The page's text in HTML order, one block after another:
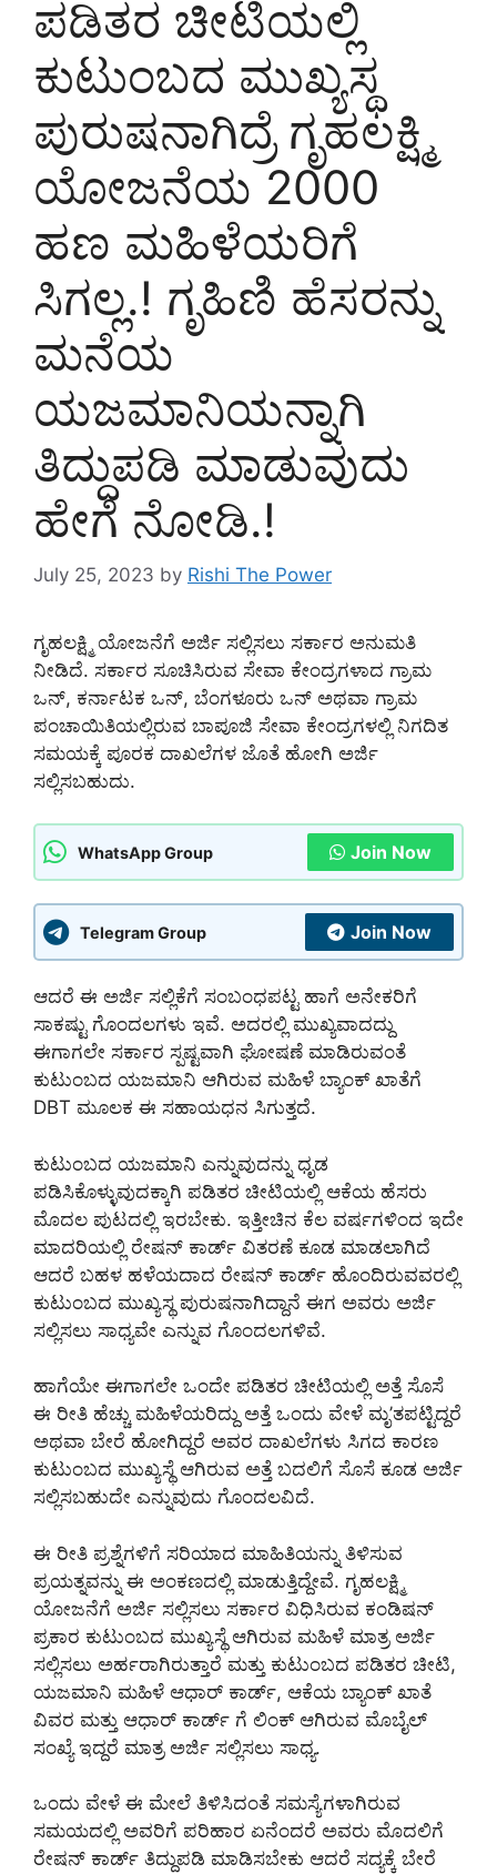
ಪಡಿತರ ಚೀಟಿಯಲ್ಲಿ
ಕುಟುಂಬದ ಮುಖ್ಯಸ್ಥ
ಪುರುಷನಾಗಿದ್ರೆ ಗೃಹಲಕ್ಷ್ಮಿ
ಯೋಜನೆಯ 2000
ಹಣ ಮಹಿಳೆಯರಿಗೆ
ಸಿಗಲ್ಲ.! ಗೃಹಿಣಿ ಹೆಸರನ್ನು
ಮನೆಯ
ಯಜಮಾನಿಯನ್ನಾಗಿ
ತಿದ್ದುಪಡಿ ಮಾಡುವುದು
ಹೇಗೆ ನೋಡಿ.!
July 25, 2023 by Rishi The Power
ಗೃಹಲಕ್ಷ್ಮಿ ಯೋಜನೆಗೆ ಅರ್ಜಿ ಸಲ್ಲಿಸಲು ಸರ್ಕಾರ ಅನುಮತಿ
ನೀಡಿದೆ. ಸರ್ಕಾರ ಸೂಚಿಸಿರುವ ಸೇವಾ ಕೇಂದ್ರಗಳಾದ ಗ್ರಾಮ
ಒನ್, ಕರ್ನಾಟಕ ಒನ್, ಬೆಂಗಳೂರು ಒನ್ ಅಥವಾ ಗ್ರಾಮ
ಪಂಚಾಯಿತಿಯಲ್ಲಿರುವ ಬಾಪೂಜಿ ಸೇವಾ ಕೇಂದ್ರಗಳಲ್ಲಿ ನಿಗದಿತ
ಸಮಯಕ್ಕೆ ಪೂರಕ ದಾಖಲೆಗಳ ಜೊತೆ ಹೋಗಿ ಅರ್ಜಿ
ಸಲ್ಲಿಸಬಹುದು.
WhatsApp Group Join Now
Telegram Group Join Now
ಆದರೆ ಈ ಅರ್ಜಿ ಸಲ್ಲಿಕೆಗೆ ಸಂಬಂಧಪಟ್ಟ ಹಾಗೆ ಅನೇಕರಿಗೆ
ಸಾಕಷ್ಟು ಗೊಂದಲಗಳು ಇವೆ. ಅದರಲ್ಲಿ ಮುಖ್ಯವಾದದ್ದು
ಈಗಾಗಲೇ ಸರ್ಕಾರ ಸ್ಪಷ್ಟವಾಗಿ ಘೋಷಣೆ ಮಾಡಿರುವಂತೆ
ಕುಟುಂಬದ ಯಜಮಾನಿ ಆಗಿರುವ ಮಹಿಳೆ ಬ್ಯಾಂಕ್ ಖಾತೆಗೆ
DBT ಮೂಲಕ ಈ ಸಹಾಯಧನ ಸಿಗುತ್ತದೆ.
ಕುಟುಂಬದ ಯಜಮಾನಿ ಎನ್ನುವುದನ್ನು ಧೃಡ
ಪಡಿಸಿಕೊಳ್ಳುವುದಕ್ಕಾಗಿ ಪಡಿತರ ಚೀಟಿಯಲ್ಲಿ ಆಕೆಯ ಹೆಸರು
ಮೊದಲ ಪುಟದಲ್ಲಿ ಇರಬೇಕು. ಇತ್ತೀಚಿನ ಕೆಲ ವರ್ಷಗಳಿಂದ ಇದೇ
ಮಾದರಿಯಲ್ಲಿ ರೇಷನ್ ಕಾರ್ಡ್ ವಿತರಣೆ ಕೂಡ ಮಾಡಲಾಗಿದೆ
ಆದರೆ ಬಹಳ ಹಳೆಯದಾದ ರೇಷನ್ ಕಾರ್ಡ್ ಹೊಂದಿರುವವರಲ್ಲಿ
ಕುಟುಂಬದ ಮುಖ್ಯಸ್ಥ ಪುರುಷನಾಗಿದ್ದಾನೆ ಈಗ ಅವರು ಅರ್ಜಿ
ಸಲ್ಲಿಸಲು ಸಾಧ್ಯವೇ ಎನ್ನುವ ಗೊಂದಲಗಳಿವೆ.
ಹಾಗೆಯೇ ಈಗಾಗಲೇ ಒಂದೇ ಪಡಿತರ ಚೀಟಿಯಲ್ಲಿ ಅತ್ತೆ ಸೊಸೆ
ಈ ರೀತಿ ಹೆಚ್ಚು ಮಹಿಳೆಯರಿದ್ದು ಅತ್ತೆ ಒಂದು ವೇಳೆ ಮೃ’ತಪಟ್ಟಿದ್ದರೆ
ಅಥವಾ ಬೇರೆ ಹೋಗಿದ್ದರೆ ಅವರ ದಾಖಲೆಗಳು ಸಿಗದ ಕಾರಣ
ಕುಟುಂಬದ ಮುಖ್ಯಸ್ಥೆ ಆಗಿರುವ ಅತ್ತೆ ಬದಲಿಗೆ ಸೊಸೆ ಕೂಡ ಅರ್ಜಿ
ಸಲ್ಲಿಸಬಹುದೇ ಎನ್ನುವುದು ಗೊಂದಲವಿದೆ.
ಈ ರೀತಿ ಪ್ರಶ್ನೆಗಳಿಗೆ ಸರಿಯಾದ ಮಾಹಿತಿಯನ್ನು ತಿಳಿಸುವ
ಪ್ರಯತ್ನವನ್ನು ಈ ಅಂಕಣದಲ್ಲಿ ಮಾಡುತ್ತಿದ್ದೇವೆ. ಗೃಹಲಕ್ಷ್ಮಿ
ಯೋಜನೆಗೆ ಅರ್ಜಿ ಸಲ್ಲಿಸಲು ಸರ್ಕಾರ ವಿಧಿಸಿರುವ ಕಂಡಿಷನ್
ಪ್ರಕಾರ ಕುಟುಂಬದ ಮುಖ್ಯಸ್ಥೆ ಆಗಿರುವ ಮಹಿಳೆ ಮಾತ್ರ ಅರ್ಜಿ
ಸಲ್ಲಿಸಲು ಅರ್ಹರಾಗಿರುತ್ತಾರೆ ಮತ್ತು ಕುಟುಂಬದ ಪಡಿತರ ಚೀಟಿ,
ಯಜಮಾನಿ ಮಹಿಳೆ ಆಧಾರ್ ಕಾರ್ಡ್, ಆಕೆಯ ಬ್ಯಾಂಕ್ ಖಾತೆ
ವಿವರ ಮತ್ತು ಆಧಾರ್ ಕಾರ್ಡ್ ಗೆ ಲಿಂಕ್ ಆಗಿರುವ ಮೊಬೈಲ್
ಸಂಖ್ಯೆ ಇದ್ದರೆ ಮಾತ್ರ ಅರ್ಜಿ ಸಲ್ಲಿಸಲು ಸಾಧ್ಯ.
ಒಂದು ವೇಳೆ ಈ ಮೇಲೆ ತಿಳಿಸಿದಂತೆ ಸಮಸ್ಯೆಗಳಾಗಿರುವ
ಸಮಯದಲ್ಲಿ ಅವರಿಗೆ ಪರಿಹಾರ ಏನೆಂದರೆ ಅವರು ಮೊದಲಿಗೆ
ರೇಷನ್ ಕಾರ್ಡ್ ತಿದ್ದುಪಡಿ ಮಾಡಿಸಬೇಕು ಆದರೆ ಸದ್ಯಕ್ಕೆ ಬೇರೆ